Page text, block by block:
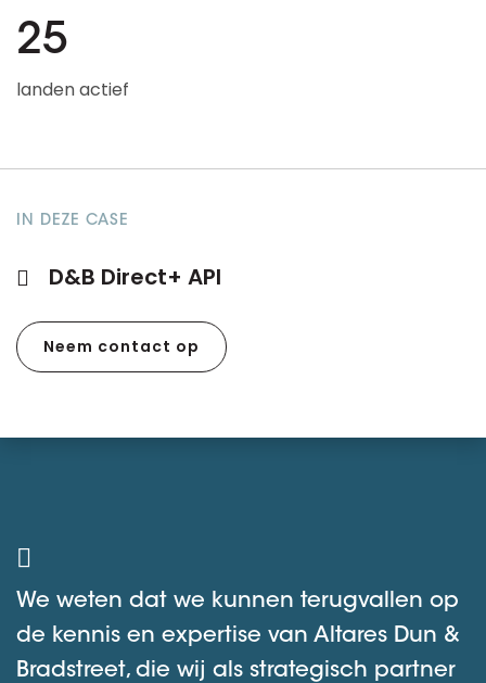
25
landen actief
IN DEZE CASE
D&B Direct+ API
Neem contact op
We weten dat we kunnen terugvallen op
de kennis en expertise van Altares Dun &
Bradstreet, die wij als strategisch partner